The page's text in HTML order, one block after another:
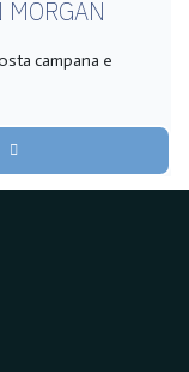
campana e